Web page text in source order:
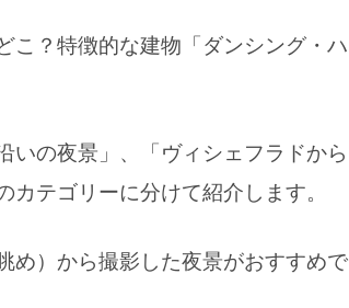
こ？特徴的な建物「ダンシング・ハ
いの夜景」、「ヴィシェフラドから
テゴリーに分けて紹介します。
め）から撮影した夜景がおすすめで